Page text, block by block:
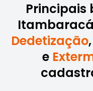
Principais
Dedetização,
e